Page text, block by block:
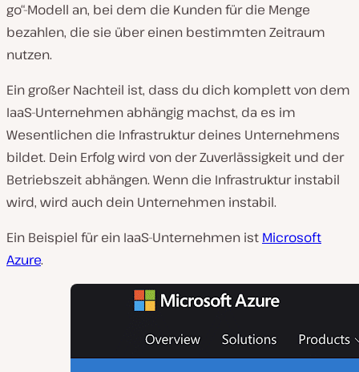
go“-Modell an, bei dem die Kunden für die Menge
bezahlen, die sie über einen bestimmten Zeitraum
nutzen.
Ein großer Nachteil ist, dass du dich komplett von dem
IaaS-Unternehmen abhängig machst, da es im
Wesentlichen die Infrastruktur deines Unternehmens
bildet. Dein Erfolg wird von der Zuverlässigkeit und der
Betriebszeit abhängen. Wenn die Infrastruktur instabil
wird, wird auch dein Unternehmen instabil.
Ein Beispiel für ein IaaS-Unternehmen ist Microsoft
Azure.